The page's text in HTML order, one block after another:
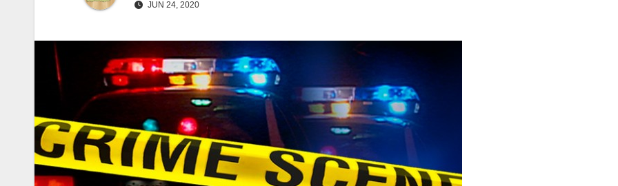
JUN 24, 2020